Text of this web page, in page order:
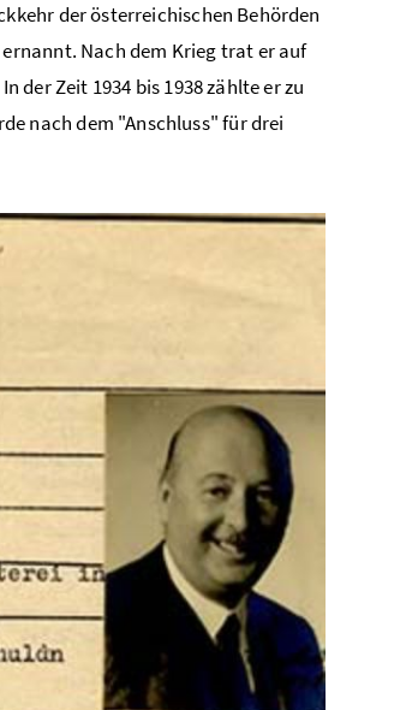
der österreichischen Behörden
Nach dem Krieg trat er auf
der Zeit 1934 bis 1938 zählte er zu
nach dem "Anschluss" für drei